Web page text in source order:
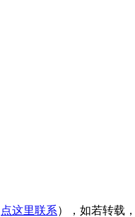
点这里联系），如若转载